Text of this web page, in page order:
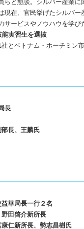
と懇談。シルバー産業に
在、官民挙げたシルバ
サービスやノウハウを学び
実習生を選抜
とベトナム・ホーチミン
長
長、王麟氏
華局長一行２名
田啓介新所長
仁新所長、勢志昌樹氏